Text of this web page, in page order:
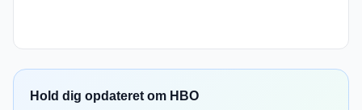
Hold dig opdateret om HBO